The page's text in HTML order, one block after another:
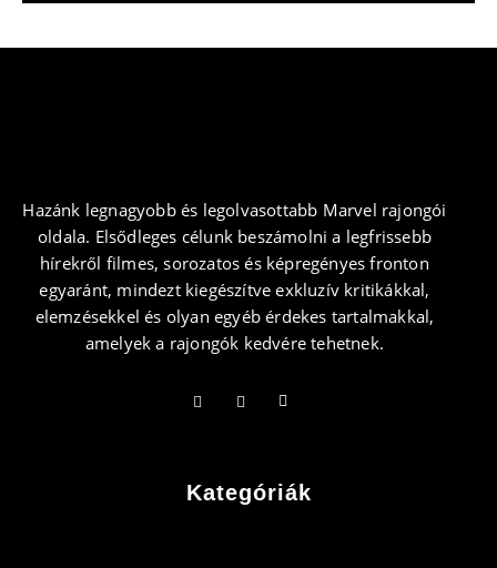
Hazánk legnagyobb és legolvasottabb Marvel rajongói
oldala. Elsődleges célunk beszámolni a legfrissebb
hírekről filmes, sorozatos és képregényes fronton
egyaránt, mindezt kiegészítve exkluzív kritikákkal,
elemzésekkel és olyan egyéb érdekes tartalmakkal,
amelyek a rajongók kedvére tehetnek.
Kategóriák